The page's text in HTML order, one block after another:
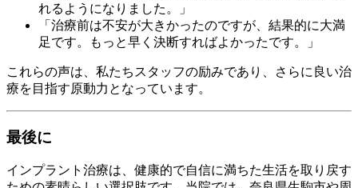
れるようになりました。」
「治療前は不安が大きかったのですが、結果的に大満
足です。もっと早く決断すればよかったです。」
これらの声は、私たちスタッフの励みであり、さらに良い治
療を目指す原動力となっています。
最後に
インプラント治療は、健康的で自信に満ちた生活を取り戻す